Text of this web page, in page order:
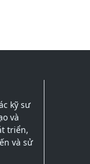
kỹ sư
và
triển,
và sử